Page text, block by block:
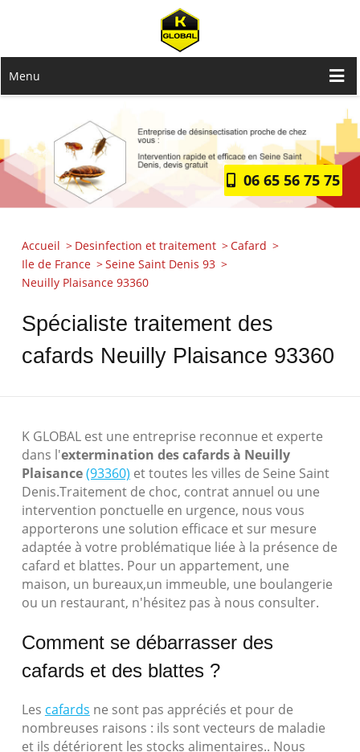
Menu
06 65 56 75 75
Accueil Desinfection et traitement
Cafard
Ile de France
Seine Saint Denis 93
Neuilly Plaisance 93360
Spécialiste traitement des
cafards Neuilly Plaisance 93360
K GLOBAL est une entreprise reconnue et experte
dans l'extermination des cafards à Neuilly
Plaisance(93360) et toutes les villes de Seine Saint
Denis.Traitement de choc, contrat annuel ou une
intervention ponctuelle en urgence, nous vous
apporterons une solution efficace et sur mesure
adaptée à votre problématique liée à la présence de
cafard et blattes. Pour un appartement, une
maison, un bureaux,un immeuble, une boulangerie
ou un restaurant, n'hésitez pas à nous consulter.
Comment se débarrasser des
cafards et des blattes ?
Les cafards ne sont pas appréciés et pour de
nombreuses raisons : ils sont vecteurs de maladie
et ils détériorent les stocks alimentaires.. Nous